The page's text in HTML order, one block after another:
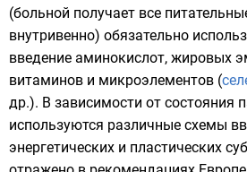
(больной получает все
внутривенно) обязательно
введение аминокислот, жировых
витаминов и микроэлементов (
др.). В зависимости от состояния
используются различные схемы
энергетических и пластических